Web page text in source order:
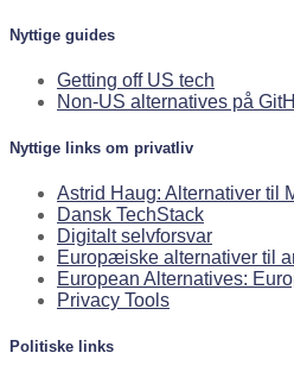
Nyttige guides
Getting off US tech
Non-US alternatives på
Nyttige links om privatliv
Astrid Haug: Alternativer til
Dansk TechStack
Digitalt selvforsvar
Europæiske alternativer til
European Alternatives:
Privacy Tools
Politiske links